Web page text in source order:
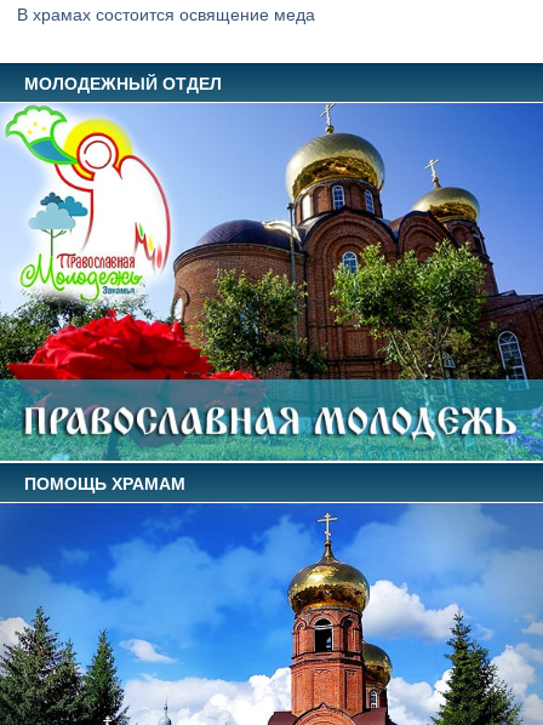
В храмах состоится освящение меда
МОЛОДЕЖНЫЙ ОТДЕЛ
ПОМОЩЬ ХРАМАМ